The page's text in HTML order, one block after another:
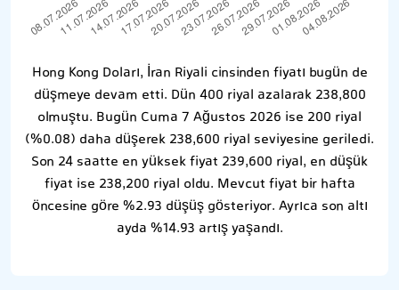
Hong Kong Doları, İran Riyali cinsinden fiyatı bugün de
düşmeye devam etti. Dün 400 riyal azalarak 238,800
olmuştu. Bugün Cuma 7 Ağustos 2026 ise 200 riyal
(%0.08) daha düşerek 238,600 riyal seviyesine geriledi.
Son 24 saatte en yüksek fiyat 239,600 riyal, en düşük
fiyat ise 238,200 riyal oldu. Mevcut fiyat bir hafta
öncesine göre %2.93 düşüş gösteriyor. Ayrıca son altı
ayda %14.93 artış yaşandı.